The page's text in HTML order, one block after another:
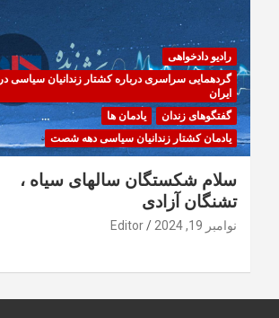
رادیو دادخواهی
گردهمایی سراسری درباره کشتار زندانیان سیاسی در
ایران
گفتگوهای زندان
یادمان ها
یادمان کشتار زندانیان سیاسی دهه شصت
سلام شکستگان سالهای سیاه ،
تشنگان آزادی
نوامبر 19, 2024 Editor